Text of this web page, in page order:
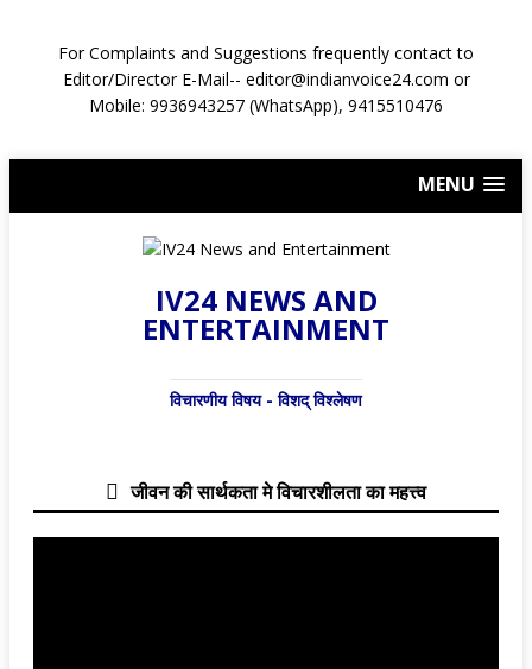
For Complaints and Suggestions frequently contact to
Editor/Director E-Mail-- editor@indianvoice24.com or
Mobile: 9936943257 (WhatsApp), 9415510476
MENU
IV24 NEWS AND
ENTERTAINMENT
विचारणीय विषय - विशद् विश्लेषण
जीवन की सार्थकता मे विचारशीलता का महत्त्व